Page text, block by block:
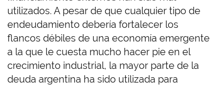
utilizados. A pesar de que cualquier tipo de
endeudamiento debería fortalecer los
flancos débiles de una economía emergente
a la que le cuesta mucho hacer pie en el
crecimiento industrial, la mayor parte de la
deuda argentina ha sido utilizada para